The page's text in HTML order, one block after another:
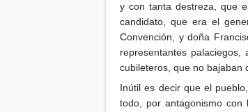
y con tanta destreza, que
candidato, que era el
Convención, y doña
representantes
cubileteros, que no bajaban
Inútil es decir que el
todo, por antagonismo